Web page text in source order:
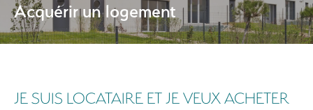
Acquérir un logement
JE SUIS LOCATAIRE ET JE VEUX ACHETER